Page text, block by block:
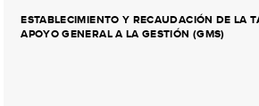
ESTABLECIMIENTO Y RECAUDACIÓN DE LA
APOYO GENERAL A LA GESTIÓN (GMS)